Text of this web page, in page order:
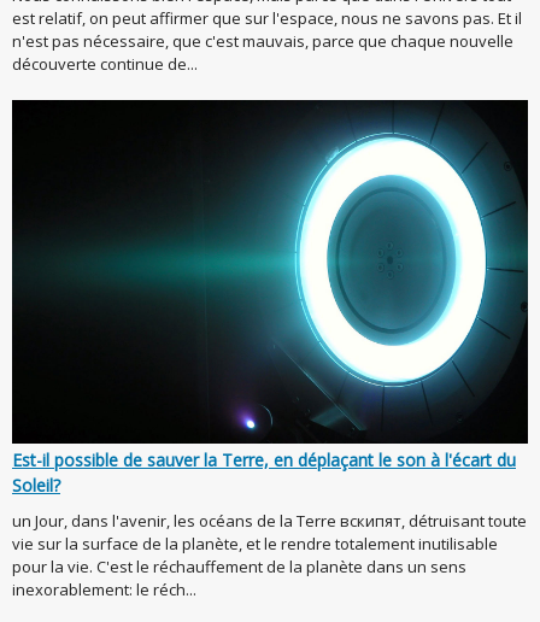
est relatif, on peut affirmer que sur l'espace, nous ne savons pas. Et il
n'est pas nécessaire, que c'est mauvais, parce que chaque nouvelle
découverte continue de...
Est-il possible de sauver la Terre, en déplaçant le son à l'écart du
Soleil?
un Jour, dans l'avenir, les océans de la Terre вскипят, détruisant toute
vie sur la surface de la planète, et le rendre totalement inutilisable
pour la vie. C'est le réchauffement de la planète dans un sens
inexorablement: le réch...